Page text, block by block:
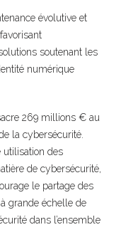
évolutive et
soutenant les
numérique
269 millions € au
la cybersécurité.
utilisation des
de cybersécurité,
le partage des
grande échelle de
dans l’ensemble